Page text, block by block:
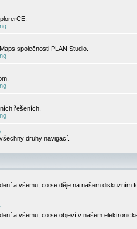
společnosti PLAN Studio.
řešeních.
druhy navigací.
a všemu, co se děje na našem diskuzním
a všemu, co se objeví v našem